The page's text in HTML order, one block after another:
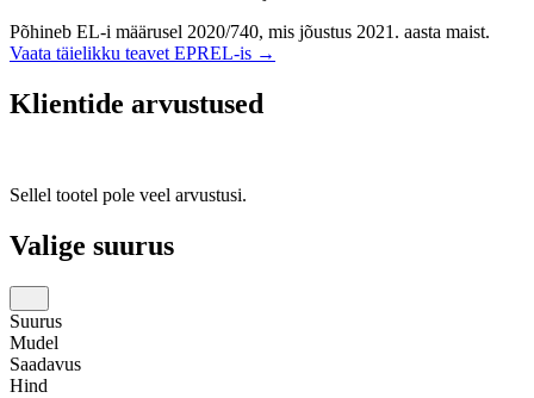
Põhineb EL-i määrusel 2020/740, mis jõustus 2021. aasta maist.
Vaata täielikku teavet EPREL-is →
Klientide arvustused
Sellel tootel pole veel arvustusi.
Valige suurus
Suurus
Mudel
Saadavus
Hind